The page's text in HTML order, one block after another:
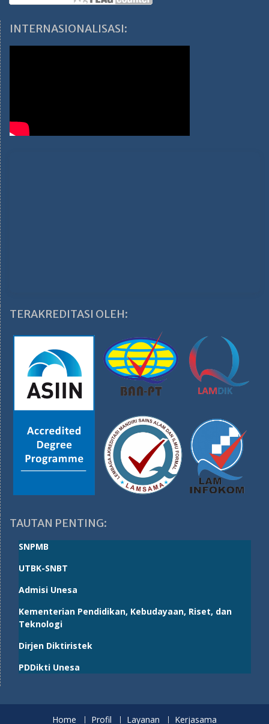
INTERNASIONALISASI:
TERAKREDITASI OLEH:
TAUTAN PENTING:
SNPMB
UTBK-SNBT
Admisi Unesa
Kementerian Pendidikan, Kebudayaan, Riset, dan
Teknologi
Dirjen Diktiristek
PDDikti Unesa
Home Profil Layanan Kerjasama